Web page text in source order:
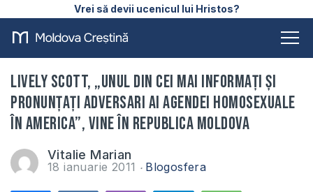
Vrei să devii ucenicul lui Hristos?
Lively Scott, „unul din cei mai informaţi şi
pronunţaţi adversari ai agendei homosexuale
în America”, vine în Republica Moldova
Vitalie Marian
18 ianuarie 2011 Blogosfera